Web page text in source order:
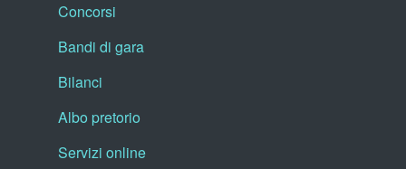
Concorsi
Bandi di gara
Bilanci
Albo pretorio
Servizi online